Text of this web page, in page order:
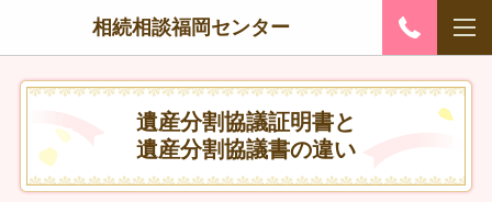
相続相談福岡センター
遺産分割協議証明書と
遺産分割協議書の違い